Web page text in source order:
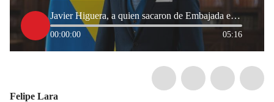
Javier Higuera, a quien sacaron de Embajada en Dinamarca para nombrar a exministra, será cónsul en Madrid
00:00:00 05:16
Felipe Lara